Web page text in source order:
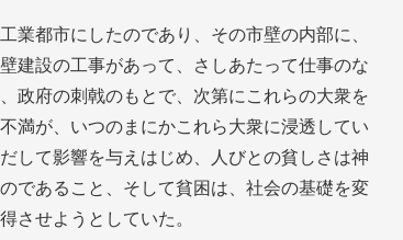
業都市にしたのであり、その市壁の内部に、
建設の工事があって、さしあたって仕事のな
政府の刺戟のもとで、次第にこれらの大衆を
満が、いつのまにかこれら大衆に浸透してい
して影響を与えはじめ、人びとの貧しさは神
であること、そして貧困は、社会の基礎を変
させようとしていた。